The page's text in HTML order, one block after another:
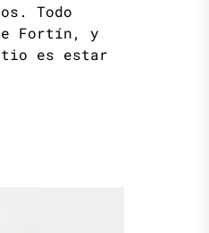
Todo
Fortín, y
es estar